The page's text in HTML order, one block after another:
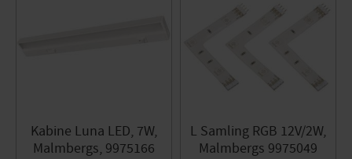
Kabine Luna LED, 7W,
Malmbergs, 9975166
L Samling RGB 12V/2W,
Malmbergs 9975049